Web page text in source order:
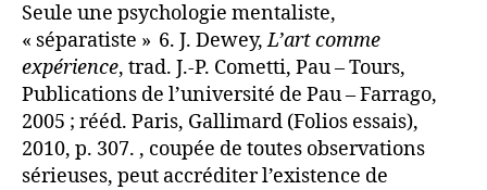
Seule une psychologie mentaliste,
« séparatiste » 6. J. Dewey,L’art comme
expérience, trad. J.-P. Cometti, Pau – Tours,
Publications de l’université de Pau – Farrago,
2005 ; rééd. Paris, Gallimard (Folios essais),
2010, p. 307. , coupée de toutes observations
sérieuses, peut accréditer l’existence de